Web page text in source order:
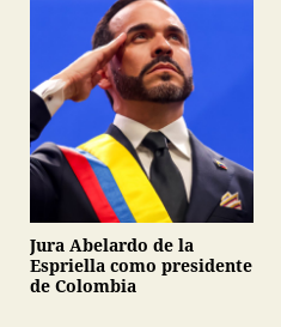
Jura Abelardo de la
Espriella como presidente
de Colombia